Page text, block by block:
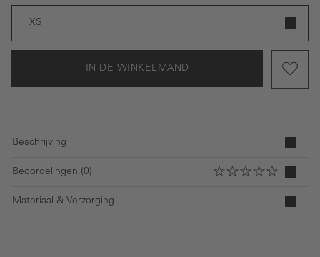
XS
IN DE WINKELMAND
Beschrijving
Beoordelingen (0)
Materiaal & Verzorging